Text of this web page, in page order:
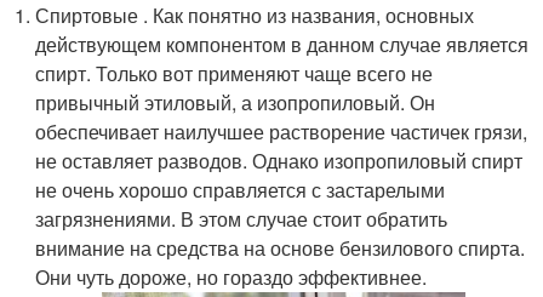
Спиртовые . Как понятно из названия, основных
действующем компонентом в данном случае является
спирт. Только вот применяют чаще всего не
привычный этиловый, а изопропиловый. Он
обеспечивает наилучшее растворение частичек грязи,
не оставляет разводов. Однако изопропиловый спирт
не очень хорошо справляется с застарелыми
загрязнениями. В этом случае стоит обратить
внимание на средства на основе бензилового спирта.
Они чуть дороже, но гораздо эффективнее.